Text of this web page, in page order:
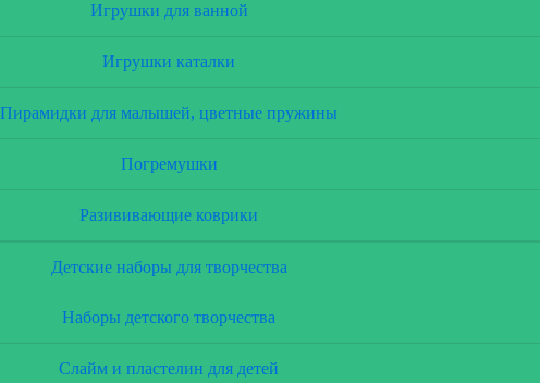
Игрушки для ванной
Игрушки каталки
Пирамидки для малышей, цветные пружины
Погремушки
Разививающие коврики
Детские наборы для творчества
Наборы детского творчества
Слайм и пластелин для детей